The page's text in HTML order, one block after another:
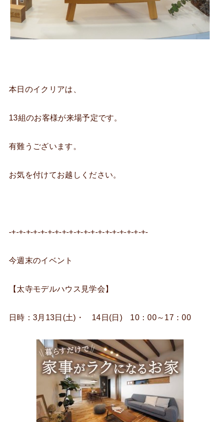
本日のイクリアは、
13組のお客様が来場予定です。
有難うございます。
お気を付けてお越しください。
-+-+-+-+-+-+-+-+-+-+-+-+-+-+-+-+-+-+-+-
今週末のイベント
【太寺モデルハウス見学会】
日時：3月13日(土)・ 14日(日) 10：00～17：00